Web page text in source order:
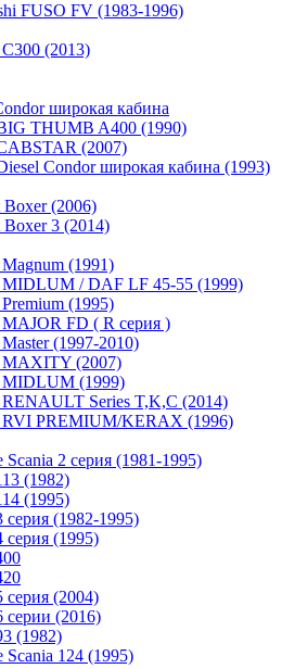
FUSO FV (1983-1996)
(2013)
широкая кабина
THUMB A400 (1990)
(2007)
Condor широкая кабина (1993)
Boxer (2006)
Boxer 3 (2014)
(1991)
MIDLUM / DAF LF 45-55 (1999)
(1995)
FD ( R серия )
(1997-2010)
MAXITY (2007)
MIDLUM (1999)
RENAULT Series T,K,C (2014)
RVI PREMIUM/KERAX (1996)
Scania 2 серия (1981-1995)
(1982)
(1995)
серия (1982-1995)
серия (1995)
серия (2004)
серии (2016)
(1982)
Scania 124 (1995)